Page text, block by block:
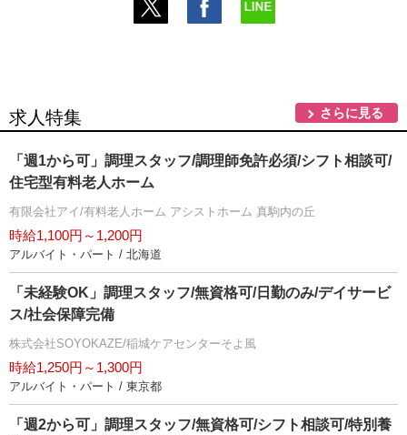
求人特集 さらに見る
「週1から可」調理スタッフ/調理師免許必須/シフト相談可/
住宅型有料老人ホーム
有限会社アイ/有料老人ホーム アシストホーム 真駒内の丘
時給1,100円～1,200円
アルバイト・パート / 北海道
「未経験OK」調理スタッフ/無資格可/日勤のみ/デイサービ
ス/社会保障完備
株式会社SOYOKAZE/稲城ケアセンターそよ風
時給1,250円～1,300円
アルバイト・パート / 東京都
「週2から可」調理スタッフ/無資格可/シフト相談可/特別養